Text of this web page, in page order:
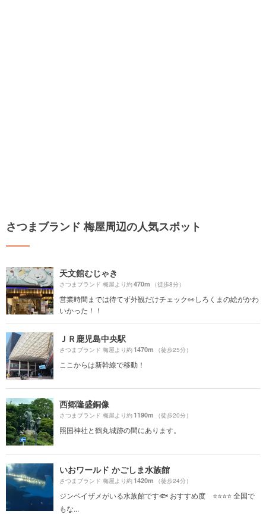
さつまブランド 梅屋周辺の人気スポット
天文館むじゃき
さつまブランド 梅屋より約470m （徒歩8分）
営業時間までは待てず外観だけチェック👀しろくまの絵がかわ
いかった！！
ＪＲ鹿児島中央駅
さつまブランド 梅屋より約1470m （徒歩25分）
ここからは新幹線で移動！
西郷隆盛銅像
さつまブランド 梅屋より約1190m （徒歩20分）
照国神社と鶴丸城跡の間にあります。
いおワールド かごしま水族館
さつまブランド 梅屋より約1420m （徒歩24分）
ジンベイザメがいる水族館です🐟 おすすめ度 ⭐️⭐️⭐️⭐️ 全国で
もな...